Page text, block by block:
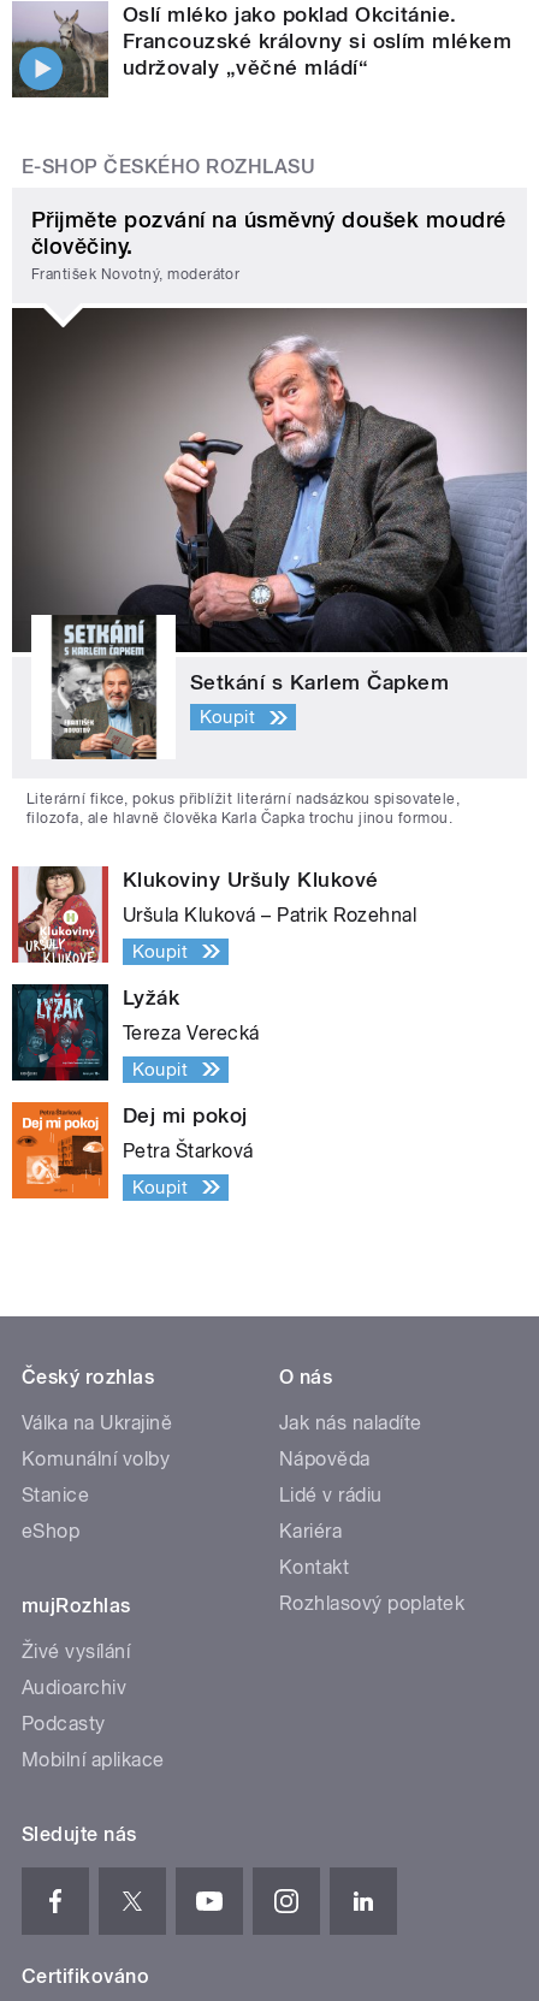
Oslí mléko jako poklad Okcitánie.
Francouzské královny si oslím mlékem
udržovaly „věčné mládí“
E-SHOP ČESKÉHO ROZHLASU
Přijměte pozvání na úsměvný doušek moudré
člověčiny.
František Novotný, moderátor
Setkání s Karlem Čapkem
Koupit
Literární fikce, pokus přiblížit literární nadsázkou spisovatele,
filozofa, ale hlavně člověka Karla Čapka trochu jinou formou.
Klukoviny Uršuly Klukové
Uršula Kluková – Patrik Rozehnal
Koupit
Lyžák
Tereza Verecká
Koupit
Dej mi pokoj
Petra Štarková
Koupit
Český rozhlas
Válka na Ukrajině
Komunální volby
Stanice
eShop
mujRozhlas
Živé vysílání
Audioarchiv
Podcasty
Mobilní aplikace
O nás
Jak nás naladíte
Nápověda
Lidé v rádiu
Kariéra
Kontakt
Rozhlasový poplatek
Sledujte nás
Certifikováno